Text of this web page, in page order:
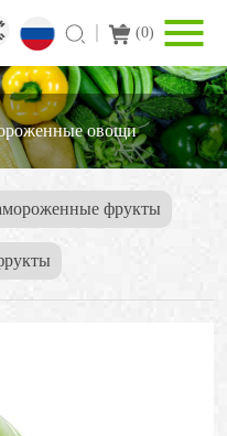
(0)
овощи
фрукты